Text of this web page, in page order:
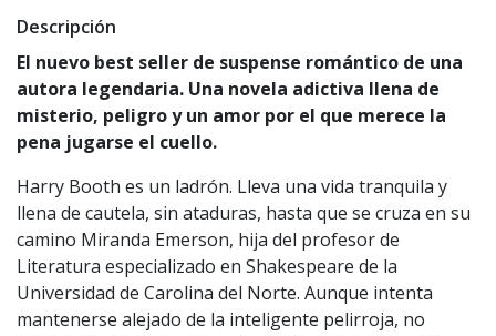
Descripción
El nuevo best seller de suspense romántico de una
autora legendaria. Una novela adictiva llena de
misterio, peligro y un amor por el que merece la
pena jugarse el cuello.
Harry Booth es un ladrón. Lleva una vida tranquila y
llena de cautela, sin ataduras, hasta que se cruza en su
camino Miranda Emerson, hija del profesor de
Literatura especializado en Shakespeare de la
Universidad de Carolina del Norte. Aunque intenta
mantenerse alejado de la inteligente pelirroja, no